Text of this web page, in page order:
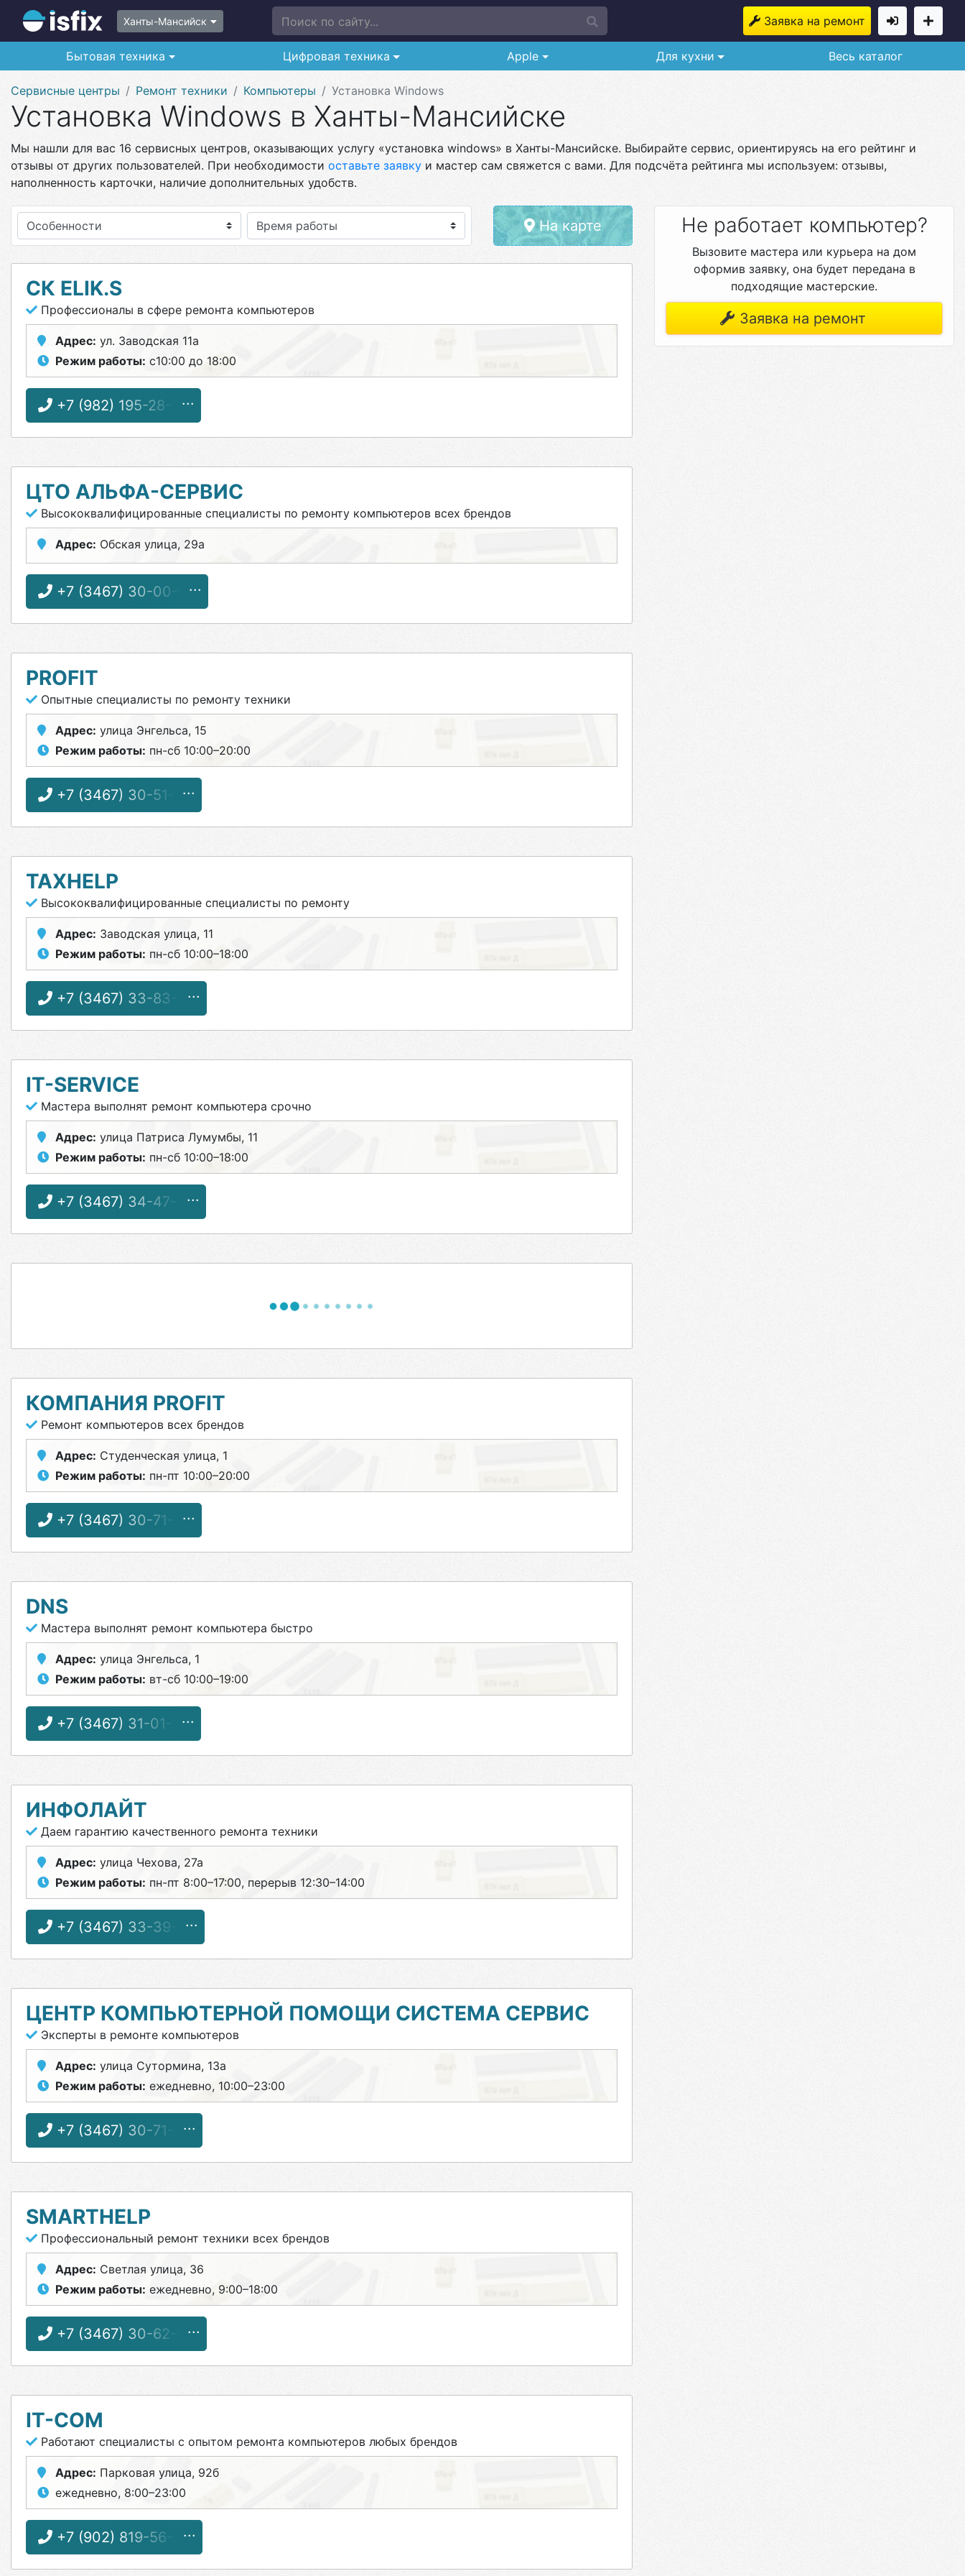
Ханты-Мансийск Поиск по сайту... Заявка на ремонт
Бытовая техника Цифровая техника Apple Для кухни Весь каталог
Сервисные центры Ремонт техники Компьютеры Установка Windows
Установка Windows в Ханты-Мансийске
Мы нашли для вас 16 сервисных центров, оказывающих услугу «установка windows» в Ханты-Мансийске. Выбирайте сервис, ориентируясь на его рейтинг и
отзывы от других пользователей. При необходимости оставьте заявку и мастер сам свяжется с вами. Для подсчёта рейтинга мы используем: отзывы,
наполненность карточки, наличие дополнительных удобств.
Особенности На карте
СК ELIK.S
Профессионалы в сфере ремонта компьютеров
Адрес: ул. Заводская 11а
Режим работы: с10:00 до 18:00
+7 (982) 195-28-95
ЦТО АЛЬФА-СЕРВИС
Высококвалифицированные специалисты по ремонту компьютеров всех брендов
Адрес: Обская улица, 29а
+7 (3467) 30-00-05
PROFIT
Опытные специалисты по ремонту техники
Адрес: улица Энгельса, 15
Режим работы: пн-сб 10:00–20:00
+7 (3467) 30-51-15
TAXHELP
Высококвалифицированные специалисты по ремонту
Адрес: Заводская улица, 11
Режим работы: пн-сб 10:00–18:00
+7 (3467) 33-83-69
IT-SERVICE
Мастера выполнят ремонт компьютера срочно
Адрес: улица Патриса Лумумбы, 11
Режим работы: пн-сб 10:00–18:00
+7 (3467) 34-47-37
КОМПАНИЯ PROFIT
Ремонт компьютеров всех брендов
Адрес: Студенческая улица, 1
Режим работы: пн-пт 10:00–20:00
+7 (3467) 30-71-10
DNS
Мастера выполнят ремонт компьютера быстро
Адрес: улица Энгельса, 1
Режим работы: вт-сб 10:00–19:00
+7 (3467) 31-01-29
ИНФОЛАЙТ
Даем гарантию качественного ремонта техники
Адрес: улица Чехова, 27а
Режим работы: пн-пт 8:00–17:00, перерыв 12:30–14:00
+7 (3467) 33-39-12
ЦЕНТР КОМПЬЮТЕРНОЙ ПОМОЩИ СИСТЕМА СЕРВИС
Эксперты в ремонте компьютеров
Адрес: улица Сутормина, 13а
Режим работы: ежедневно, 10:00–23:00
+7 (3467) 30-71-57
SMARTHELP
Профессиональный ремонт техники всех брендов
Адрес: Светлая улица, 36
Режим работы: ежедневно, 9:00–18:00
+7 (3467) 30-62-06
IT-COM
Работают специалисты с опытом ремонта компьютеров любых брендов
Адрес: Парковая улица, 92б
ежедневно, 8:00–23:00
+7 (902) 819-56-56
Не работает компьютер?
Вызовите мастера или курьера на дом
оформив заявку, она будет передана в
подходящие мастерские.
Заявка на ремонт